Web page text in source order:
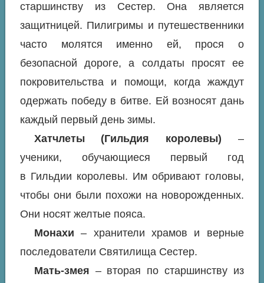
старшинству из Сестер. Она является
защитницей. Пилигримы и путешественники
часто молятся именно ей, прося о
безопасной дороге, а солдаты просят ее
покровительства и помощи, когда жаждут
одержать победу в битве. Ей возносят дань
каждый первый день зимы.
Хатчлеты (Гильдия королевы) –
ученики, обучающиеся первый год
в Гильдии королевы. Им обривают головы,
чтобы они были похожи на новорожденных.
Они носят желтые пояса.
Монахи – хранители храмов и верные
последователи Святилища Сестер.
Мать-змея – вторая по старшинству из